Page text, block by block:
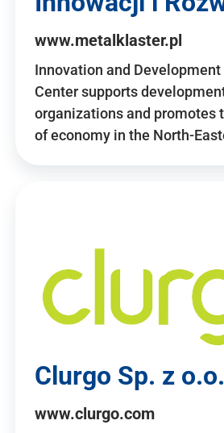
www.metalklaster.pl
Innovation and
Center supports
organizations and promotes
of economy in the North-
Clurgo Sp. z o.o.
www.clurgo.com